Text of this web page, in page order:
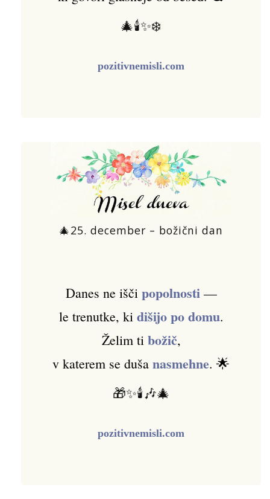
🎄🕯️✨❄️
pozitivnemisli.com
🎄25. december – božični dan
Danes ne išči popolnosti—
le trenutke, ki dišijo po domu.
Želim ti božič,
v katerem se duša nasmehne. 🌟
🎁✨🕯️🎶🎄
pozitivnemisli.com